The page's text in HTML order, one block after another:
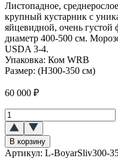
Листопадное,
крупный кустарник с
яйцевидной, очень
диаметр 400-500 см.
USDA 3-4.
Упаковка: Ком WRB
Размер: (H300-350 см)
60 000 ₽
Количество
товара
Боярышник
сливолистный
В корзину
Артикул: L-BoyarSliv300-